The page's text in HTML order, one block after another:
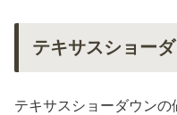
テキサスショー
テキサスショーダウンの